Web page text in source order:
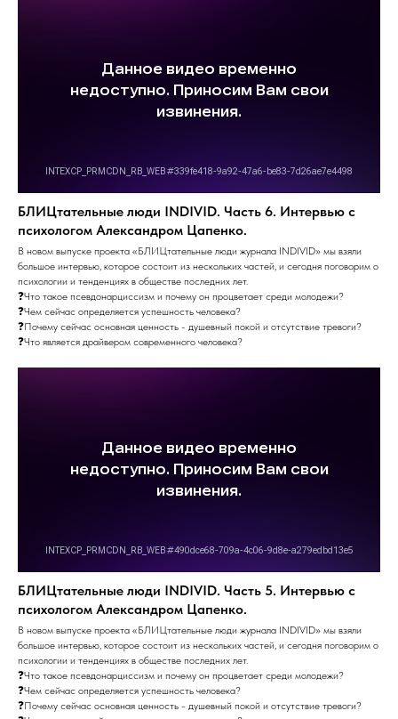
БЛИЦтательные люди INDIVID. Часть 6. Интервью с
психологом Александром Цапенко.
В новом выпуске проекта «БЛИЦтательные люди журнала INDIVID» мы взяли
большое интервью, которое состоит из нескольких частей, и сегодня поговорим о
психологии и тенденциях в обществе последних лет.
❓Что такое псевдонарциссизм и почему он процветает среди молодежи?
❓Чем сейчас определяется успешность человека?
❓Почему сейчас основная ценность - душевный покой и отсутствие тревоги?
❓Что является драйвером современного человека?
БЛИЦтательные люди INDIVID. Часть 5. Интервью с
психологом Александром Цапенко.
В новом выпуске проекта «БЛИЦтательные люди журнала INDIVID» мы взяли
большое интервью, которое состоит из нескольких частей, и сегодня поговорим о
психологии и тенденциях в обществе последних лет.
❓Что такое псевдонарциссизм и почему он процветает среди молодежи?
❓Чем сейчас определяется успешность человека?
❓Почему сейчас основная ценность - душевный покой и отсутствие тревоги?